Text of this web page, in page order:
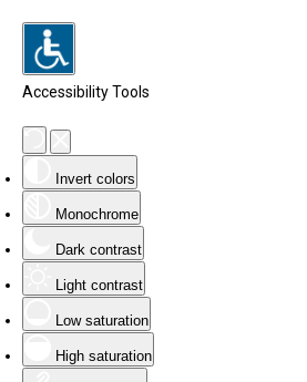
Accessibility Tools
Invert colors
Monochrome
Dark contrast
Light contrast
Low saturation
High saturation